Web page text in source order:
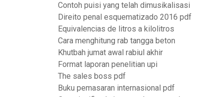
Contoh puisi yang telah dimusikalisasi
Direito penal esquematizado 2016 pdf
Equivalencias de litros a kilolitros
Cara menghitung rab tangga beton
Khutbah jumat awal rabiul akhir
Format laporan penelitian upi
The sales boss pdf
Buku pemasaran internasional pdf